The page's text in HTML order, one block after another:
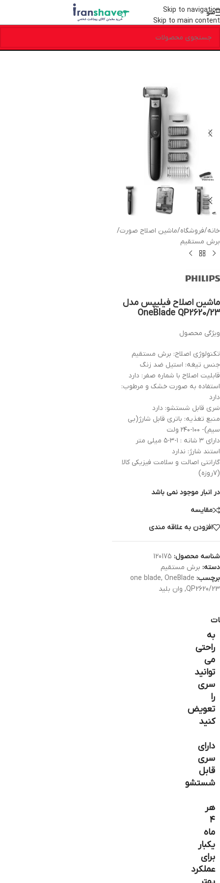
Skip to navigation
Skip to main content
منو
خانه/فروشگاه/ماشین اصلاح صورت/
برش مستقیم
ماشین اصلاح فیلیپس مدل
OneBlade QP2620/23
ویژگی محصول
تکنولوژی اصلاح: برش مستقیم
جنس تیغه: استیل ضد زنگ
قابلیت اصلاح با شماره صفر: دارد
استفاده به صورت خشک و مرطوب:
دارد
سَری قابل شستشو: دارد
منبع تغذیه: باتری قابل شارژ(بی
سیم)- ۱۰۰-۲۴۰ ولت
دارای ۳ شانه : ۱-۳-۵ میلی متر
استند شارژ: ندارد
گارانتی اصالت و سلامت فیزیکی کالا
(۷روزه)
در انبار موجود نمی باشد
مقایسه
افزودن به علاقه مندی
شناسه محصول: 120175
دسته: برش مستقیم
برچسب:
one blade, OneBlade
QP2620/23
, وان بلید
به
راحتی
می
توانید
سری
را
تعویض
کنید
دارای
سری
قابل
شستشو
هر
۴
ماه
یکبار
برای
عملکرد